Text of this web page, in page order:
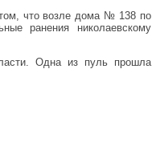
что возле дома № 138 по
ранения николаевскому
Одна из пуль прошла